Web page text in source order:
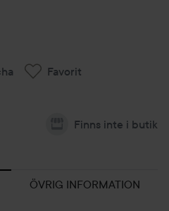
Favorit
Finns inte i butik
ÖVRIG INFORMATION